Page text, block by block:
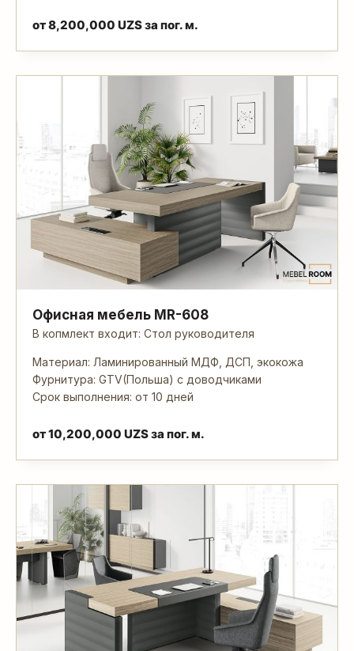
от8,200,000 UZSза пог. м.
Офисная мебель MR-608
В копмлект входит: Стол руководителя
Материал: Ламинированный МДФ, ДСП, экокожа
Фурнитура: GTV(Польша) с доводчиками
Срок выполнения: от 10 дней
от10,200,000 UZSза пог. м.